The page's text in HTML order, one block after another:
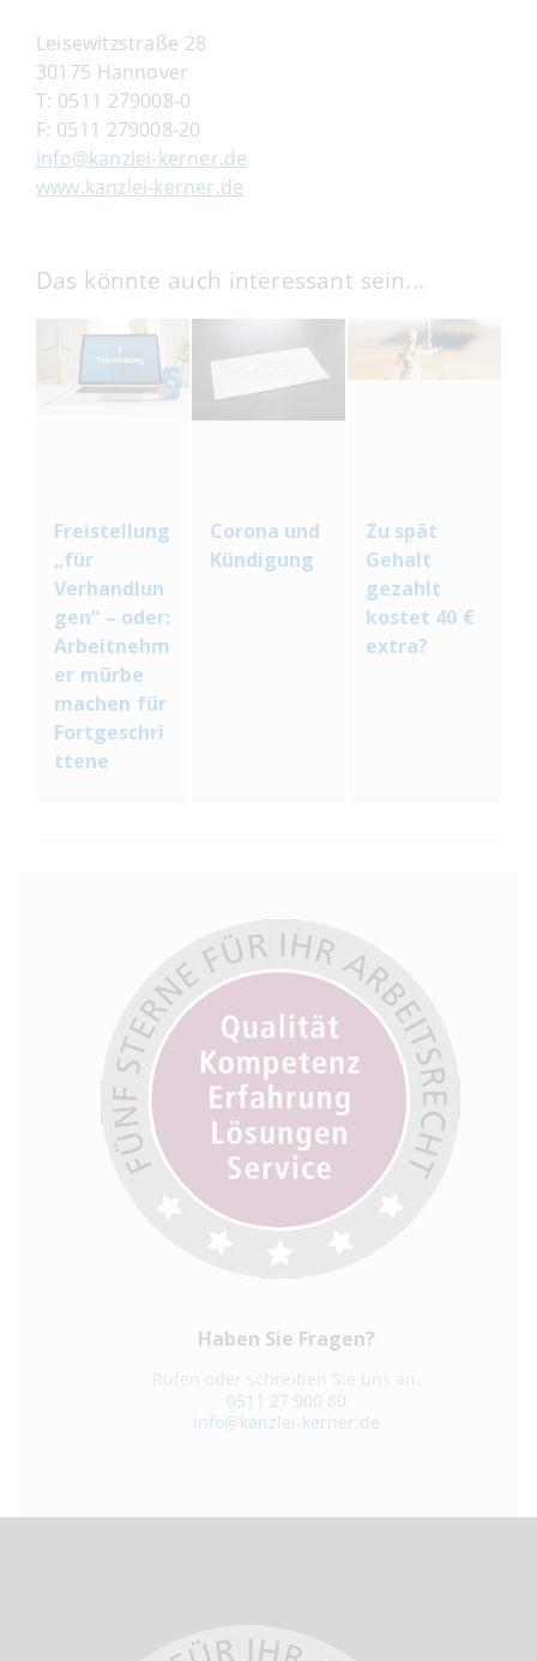
Leisewitzstraße 28
30175 Hannover
T: 0511 279008-0
F: 0511 279008-20
info@kanzlei-kerner.de
www.kanzlei-kerner.de
Das könnte auch interessant sein...
Freistellung
„für
Verhandlun
gen“ – oder:
Arbeitnehm
er mürbe
machen für
Fortgeschri
ttene
Corona und
Kündigung
Zu spät
Gehalt
gezahlt
kostet 40 €
extra?
Haben Sie Fragen?
0511 27 900 80
info@kanzlei-kerner.de